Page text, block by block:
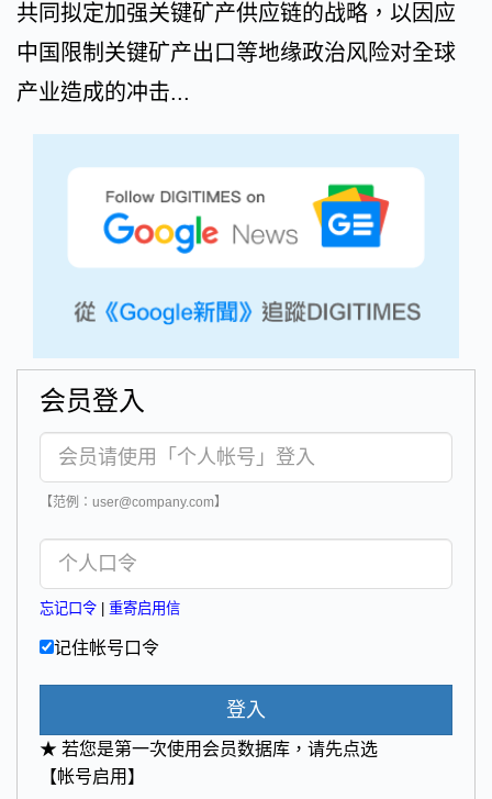
共同拟定加强关键矿产供应链的战略，以因应
中国限制关键矿产出口等地缘政治风险对全球
产业造成的冲击...
会员登入
【范例：user@company.com】
忘记口令 重寄启用信
记住帐号口令
登入
★ 若您是第一次使用会员数据库，请先点选
【帐号启用】